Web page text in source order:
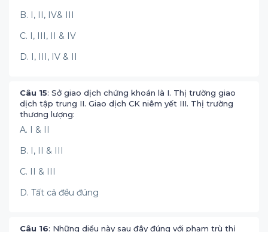
B. I, II, IV& III
C. I, III, II & IV
D. I, III, IV & II
Câu 15: Sở giao dịch chứng khoán là I. Thị trường giao
dịch tập trung II. Giao dịch CK niêm yết III. Thị trường
thương lượng:
A. I & II
B. I, II & III
C. II & III
D. Tất cả đều đúng
Câu 16: Những diều này sau đây đúng với phạm trù thị